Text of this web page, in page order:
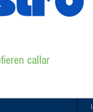
callar